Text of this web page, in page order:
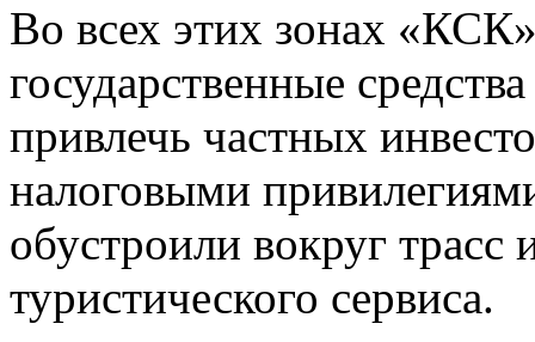
Во всех этих зонах
государственные
привлечь частных
налоговыми
обустроили вокруг
туристического сервиса.